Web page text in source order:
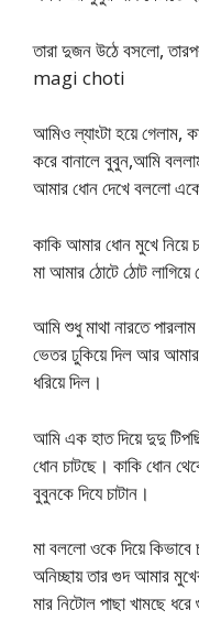
তারা দুজন উঠে বসলো,
magi choti
আমিও ল্যাংটা হয়ে
করে বানালে বুবুন,আমি
আমার ধোন দেখে বললো
কাকি আমার ধোন মুখে
মা আমার ঠোটে ঠোট
আমি শুধু মাথা নারতে
ভেতর ঢুকিয়ে দিল আর আমার
ধরিয়ে দিল।
আমি এক হাত দিয়ে দুদু
ধোন চাটছে। কাকি ধোন
বুবুনকে দিযে চাটান।
মা বললো ওকে দিয়ে
অনিচ্ছায় তার গুদ আমার
মার নিটোল পাছা খামছে